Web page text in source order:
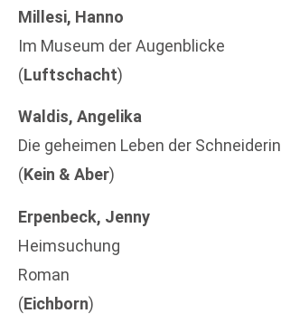
Millesi, Hanno
Im Museum der Augenblicke
(Luftschacht)
Waldis, Angelika
Die geheimen Leben der Schneiderin
(Kein & Aber)
Erpenbeck, Jenny
Heimsuchung
Roman
(Eichborn)